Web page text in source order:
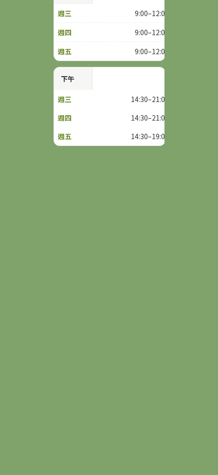
9:00–12:00
9:00–12:00
9:00–12:00
下午
14:30–21:00
14:30–21:00
14:30–19:00